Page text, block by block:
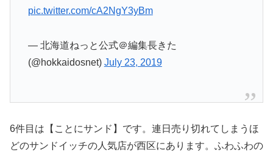
pic.twitter.com/cA2NgY3yBm
— 北海道ねっと公式＠編集長きた
(@hokkaidosnet) July 23, 2019
6件目は【ことにサンド】です。連日売り切れてしまうほ
どのサンドイッチの人気店が西区にあります。ふわふわの